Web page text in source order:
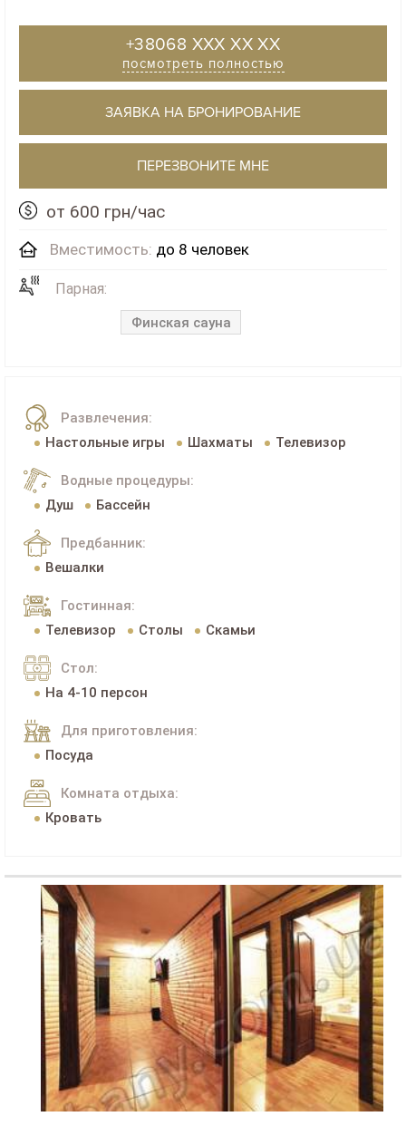
+38068 XXX XX XX
посмотреть полностью
ЗАЯВКА НА БРОНИРОВАНИЕ
ПЕРЕЗВОНИТЕ МНЕ
от 600 грн/час
Вместимость: до 8 человек
Парная:
Финская сауна
Развлечения:
Настольные игры
Шахматы Телевизор
Водные процедуры:
Душ
Бассейн
Предбанник:
Вешалки
Гостинная:
Телевизор
Столы Скамьи
Стол:
На 4-10 персон
Для приготовления:
Посуда
Комната отдыха:
Кровать